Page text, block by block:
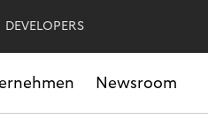
DEVELOPERS
Newsroom